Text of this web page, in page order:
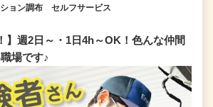
ョン調布 セルフサービス
】週2日～・1日4h～OK！色んな仲間
場です♪